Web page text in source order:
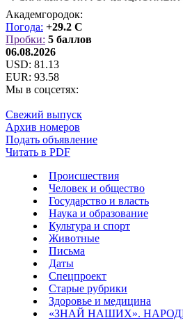
Академгородок:
Погода: +29.2 C
Пробки: 5 баллов
06.08.2026
USD: 81.13
EUR: 93.58
Мы в соцсетях:
Свежий выпуск
Архив номеров
Подать объявление
Читать в PDF
Происшествия
Человек и общество
Государство и власть
Наука и образование
Культура и спорт
Животные
Письма
Даты
Спецпроект
Старые рубрики
Здоровье и медицина
«ЗНАЙ НАШИХ».